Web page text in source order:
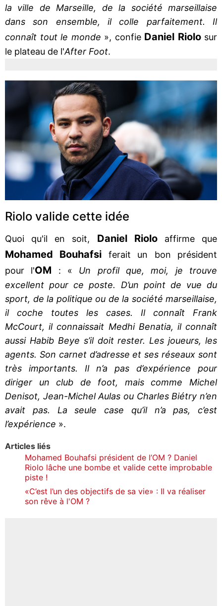
la ville de Marseille, de la société marseillaise
dans son ensemble, il colle parfaitement. Il
connaît tout le monde », confie Daniel Riolosur
le plateau de l'After Foot.
Riolo valide cette idée
Quoi qu'il en soit, Daniel Rioloaffirme que
Mohamed Bouhafsi ferait un bon président
pour l'OM : « Un profil que, moi, je trouve
excellent pour ce poste. D’un point de vue du
sport, de la politique ou de la société marseillaise,
il coche toutes les cases. Il connaît Frank
McCourt, il connaissait Medhi Benatia, il connaît
aussi Habib Beye s’il doit rester. Les joueurs, les
agents. Son carnet d’adresse et ses réseaux sont
très importants. Il n’a pas d’expérience pour
diriger un club de foot, mais comme Michel
Denisot, Jean-Michel Aulas ou Charles Biétry n’en
avait pas. La seule case qu’il n’a pas, c’est
l’expérience ».
Articles liés
Mohamed Bouhafsi président de l’OM ? Daniel
Riolo lâche une bombe et valide cette improbable
piste !
«C’est l’un des objectifs de sa vie» : Il va réaliser
son rêve à l'OM ?